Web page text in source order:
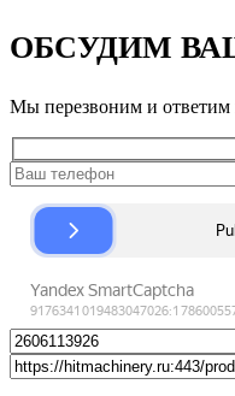
ОБСУДИМ
Мы перезвоним и ответим